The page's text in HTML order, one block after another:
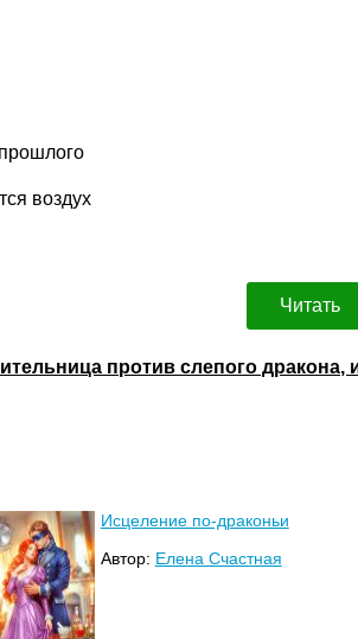
воздух
Читать
против слепого
Исцеление по-драконьи
Автор: Елена Счастная